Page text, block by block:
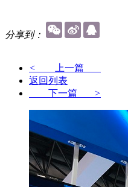
分享到：
< 上一篇
返回列表
下一篇 >